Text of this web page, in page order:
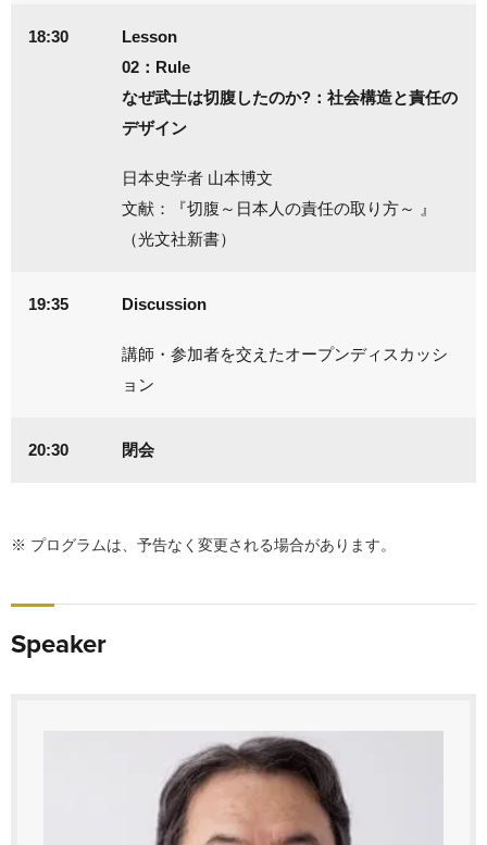
18:30
Lesson
02：Rule
なぜ武士は切腹したのか?：社会構造と責任の
デザイン
日本史学者 山本博文
文献：『切腹～日本人の責任の取り方～ 』
（光文社新書）
19:35 Discussion
講師・参加者を交えたオープンディスカッシ
ョン
20:30 閉会
※ プログラムは、予告なく変更される場合があります。
Speaker